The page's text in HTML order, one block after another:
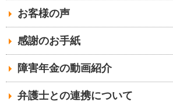
お客様の声
感謝のお手紙
障害年金の動画紹介
弁護士との連携について